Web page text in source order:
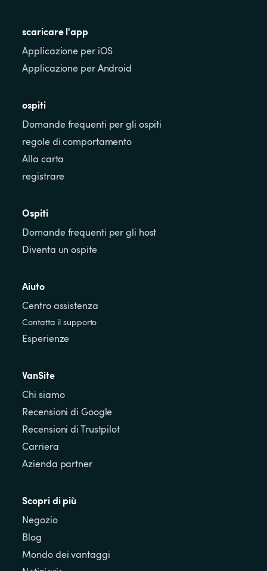
scaricare l'app
Applicazione per iOS
Applicazione per Android
ospiti
Domande frequenti per gli ospiti
regole di comportamento
Alla carta
registrare
Ospiti
Domande frequenti per gli host
Diventa un ospite
Aiuto
Centro assistenza
Contatta il supporto
Esperienze
VanSite
Chi siamo
Recensioni di Google
Recensioni di Trustpilot
Carriera
Azienda partner
Scopri di più
Negozio
Blog
Mondo dei vantaggi